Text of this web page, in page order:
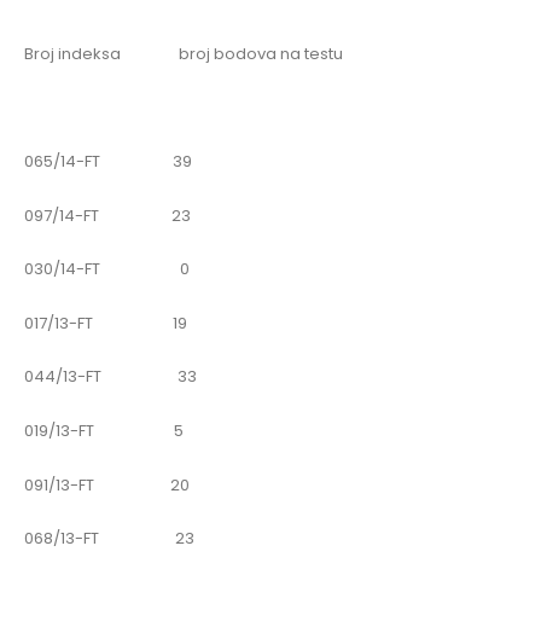
Broj indeksa broj bodova na testu
065/14-FT 39
097/14-FT 23
030/14-FT 0
017/13-FT 19
044/13-FT 33
019/13-FT 5
091/13-FT 20
068/13-FT 23